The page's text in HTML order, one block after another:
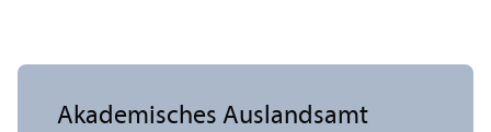
Akademisches Auslands­amt